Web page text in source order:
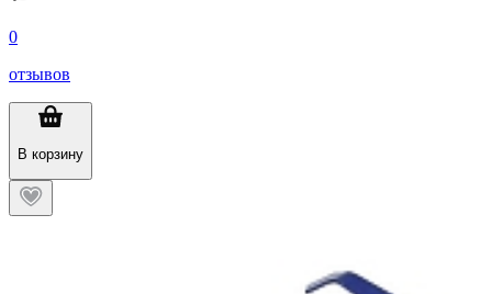
0
отзывов
В корзину